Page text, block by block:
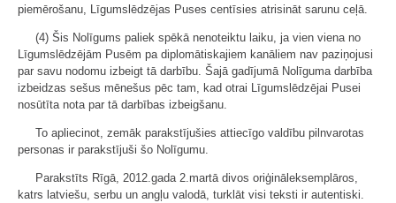
piemērošanu, Līgumslēdzējas Puses centīsies atrisināt sarunu ceļā.
(4) Šis Nolīgums paliek spēkā nenoteiktu laiku, ja vien viena no
Līgumslēdzējām Pusēm pa diplomātiskajiem kanāliem nav paziņojusi
par savu nodomu izbeigt tā darbību. Šajā gadījumā Nolīguma darbība
izbeidzas sešus mēnešus pēc tam, kad otrai Līgumslēdzējai Pusei
nosūtīta nota par tā darbības izbeigšanu.
To apliecinot, zemāk parakstījušies attiecīgo valdību pilnvarotas
personas ir parakstījuši šo Nolīgumu.
Parakstīts Rīgā, 2012.gada 2.martā divos oriģināleksemplāros,
katrs latviešu, serbu un angļu valodā, turklāt visi teksti ir autentiski.